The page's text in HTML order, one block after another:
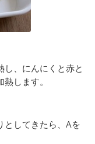
し、にんにくと赤と
します。
としてきたら、Aを